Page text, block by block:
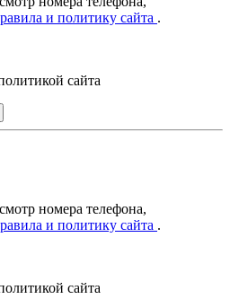
и политику сайта .
сайта
номера телефона,
и политику сайта .
сайта